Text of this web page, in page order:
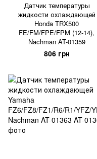
Датчик температуры
жидкости охлаждающей
Honda TRX500
FE/FM/FPE/FPM (12-14),
Nachman AT-01359
806 грн